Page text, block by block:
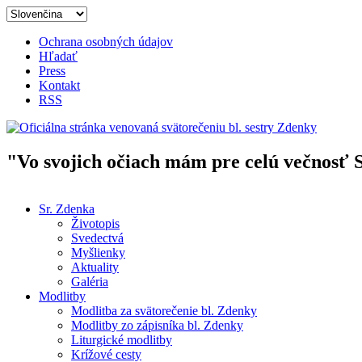
Skočiť na hlavný obsah
Ochrana osobných údajov
Hľadať
Press
Kontakt
RSS
"Vo svojich očiach mám pre celú večnosť
Hlavné menu
Sr. Zdenka
Životopis
Svedectvá
Myšlienky
Aktuality
Galéria
Modlitby
Modlitba za svätorečenie bl. Zdenky
Modlitby zo zápisníka bl. Zdenky
Liturgické modlitby
Krížové cesty